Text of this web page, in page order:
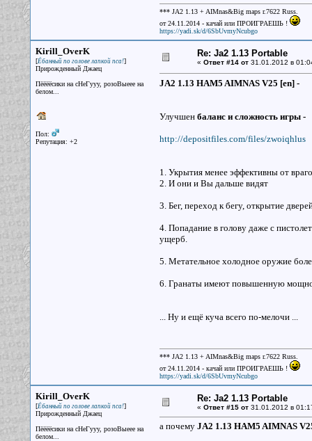
*** JA2 1.13 + AIMnas&Big maps r.7622 Russ.
от 24.11.2014 - качай или ПРОИГРАЕШЬ !
https://yadi.sk/d/6SbUvmyNcubgo
Kirill_OverK
[Ёбанный по голове лапкой пса!]
Прирожденный Джаец
Пёёёёсики на сНеГууу, розоВыеее на
белом...
Пол:
Репутация: +2
Re: Ja2 1.13 Portable
« Ответ #14 от31.01.2012 в
JA2 1.13 HAM5 AIMNAS V25 [en] -
Улучшен баланс и сложность игры -
http://depositfiles.com/files/zwoiqhlus
1. Укрытия менее эффективны от
2. И они и Вы дальше видят
3. Бег, переход к бегу, открытие
4. Попадание в голову даже с
ущерб.
5. Метательное холодное оружие
6. Гранаты имеют повышенную
... Ну и ещё куча всего по-мелочи ...
*** JA2 1.13 + AIMnas&Big maps r.7622 Russ.
от 24.11.2014 - качай или ПРОИГРАЕШЬ !
https://yadi.sk/d/6SbUvmyNcubgo
Kirill_OverK
[Ёбанный по голове лапкой пса!]
Прирожденный Джаец
Пёёёёсики на сНеГууу, розоВыеее на
белом...
Re: Ja2 1.13 Portable
« Ответ #15 от31.01.2012 в
а почему JA2 1.13 HAM5 AIMNAS